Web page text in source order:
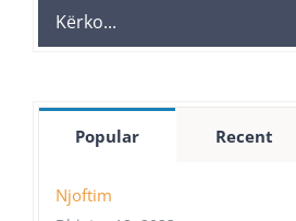
Search
for:
Popular Recent
Njoftim